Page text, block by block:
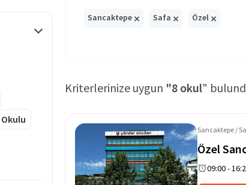
Okulu
Sancaktepe × Safa × Özel ×
Kriterlerinize uygun "8 okul"
Sancaktepe /
Özel
09:00 -